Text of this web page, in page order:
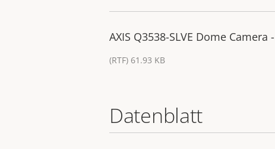
AXIS Q3538-SLVE Dome Camera
(RTF) 61.93 KB
Datenblatt